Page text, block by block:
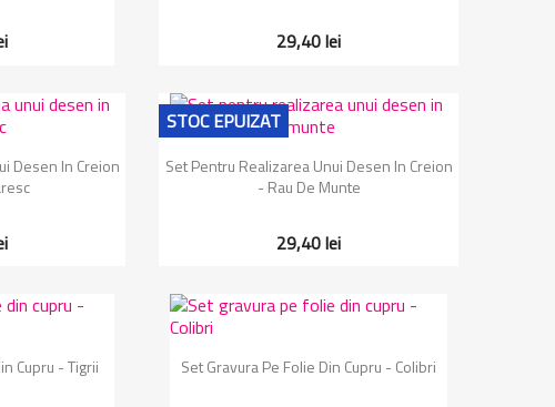
29,40 lei
rapida
Desen In Creion
Vizualizare rapida
Set Pentru Realizarea Unui Desen In Creion
- Rau De Munte
29,40 lei
STOC EPUIZAT
rapida
Cupru - Tigrii Vizualizare rapida
Set Gravura Pe Folie Din Cupru - Colibri